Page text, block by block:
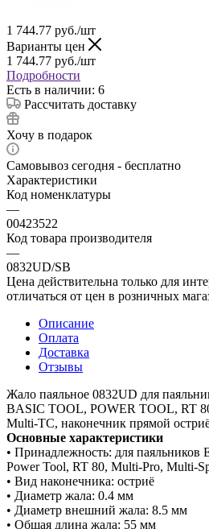
1 744.77 руб./шт
Варианты цен
1 744.77 руб./шт
Подробности
Есть в наличии: 6
Рассчитать доставку
Хочу в подарок
Самовывоз сегодня - бесплатно
Характеристики
Код номенклатуры
—
00423522
Код товара производителя
—
0832UD/SB
Цена действительна только для
отличаться от цен в розничных
Описание
Оплата
Доставка
Отзывы
Жало паяльное 0832UD для
BASIC TOOL, POWER TOOL, RT
Multi-TC, наконечник прямой
Основные характеристики
• Принадлежность: для паяльников
Power Tool, RT 80, Multi-Pro, Multi-
• Вид наконечника: остриё
• Диаметр жала: 0.4 мм
• Диаметр внешний жала: 8.5 мм
• Общая длина жала: 55 мм